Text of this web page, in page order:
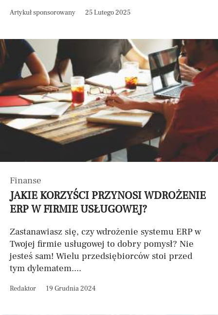
Artykuł sponsorowany 25 Lutego 2025
Finanse
JAKIE KORZYŚCI PRZYNOSI WDROŻENIE
ERP W FIRMIE USŁUGOWEJ?
Zastanawiasz się, czy wdrożenie systemu ERP w
Twojej firmie usługowej to dobry pomysł? Nie
jesteś sam! Wielu przedsiębiorców stoi przed
tym dylematem....
Redaktor 19 Grudnia 2024